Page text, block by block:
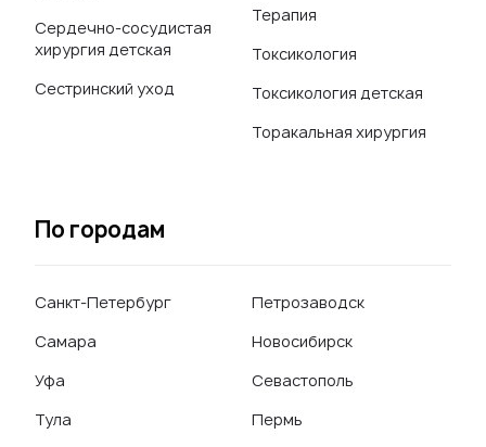
Сердечно-сосудистая
хирургия детская
Сестринский уход
Терапия
Токсикология
Токсикология детская
Торакальная хирургия
По городам
Санкт-Петербург
Самара
Уфа
Тула
Петрозаводск
Новосибирск
Севастополь
Пермь